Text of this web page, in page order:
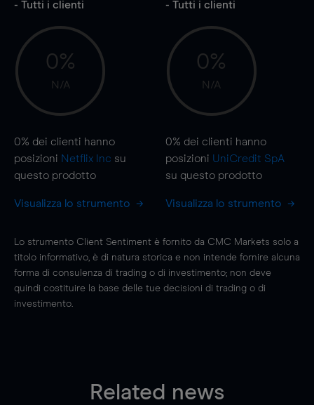
- Tutti i clienti
0%
N/A
0% dei clienti hanno
posizioni Netflix Inc su
questo prodotto
Visualizza lo strumento
- Tutti i clienti
0%
N/A
0% dei clienti hanno
posizioni UniCredit SpA
su questo prodotto
Visualizza lo strumento
Lo strumento Client Sentiment è fornito da CMC Markets solo a
titolo informativo, è di natura storica e non intende fornire alcuna
forma di consulenza di trading o di investimento; non deve
quindi costituire la base delle tue decisioni di trading o di
investimento.
Related news